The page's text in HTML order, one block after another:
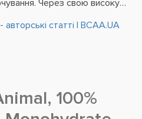
Через свою високу
часто...
статті | BCAA.UA
100%